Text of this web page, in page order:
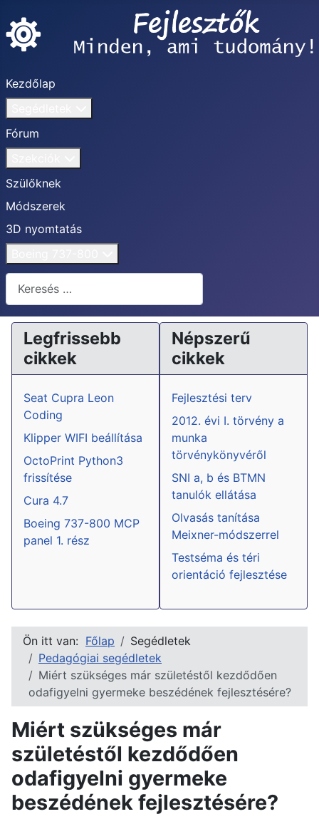
Kezdőlap
Fórum
Szülőknek
Módszerek
3D nyomtatás
Keresés...
Legfrissebb
cikkek
Seat Cupra Leon
Coding
Klipper WIFI beállítása
OctoPrint Python3
frissítése
Cura 4.7
Boeing 737-800 MCP
panel 1. rész
Népszerű
cikkek
Fejlesztési terv
2012. évi I. törvény a
munka
törvénykönyvéről
SNI a, b és BTMN
tanulók ellátása
Olvasás tanítása
Meixner-módszerrel
Testséma és téri
orientáció fejlesztése
Ön itt van: Főlap
Segédletek
Pedagógiai segédletek
Miért szükséges már születéstől kezdődően
odafigyelni gyermeke beszédének fejlesztésére?
Miért szükséges már
születéstől kezdődően
odafigyelni gyermeke
beszédének fejlesztésére?